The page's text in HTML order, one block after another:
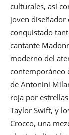
culturales, así
joven diseñador
conquistado
cantante
moderno del
contemporáneo
de Antonini
roja por
Taylor Swift, y
Crocco, una